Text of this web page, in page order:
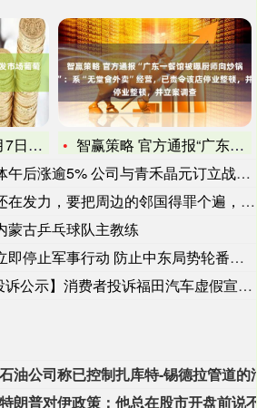
格行情
智赢策略 官方通报“广东一餐馆被曝厨师向炒锅里吐口水”：系“
后涨逾5% 公司与青禾晶元订立战略合作
力，要把周边的邻国得罪个遍，韩国叫停
蒙古乒乓球队主教练
停止军事行动 防止中东局势轮番升级
公示】消费者投诉福田汽车虚假宣传问